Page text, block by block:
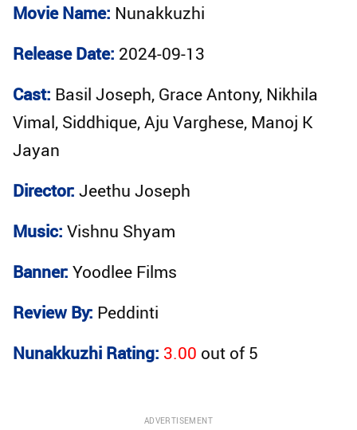
Movie Name: Nunakkuzhi
Release Date: 2024-09-13
Cast: Basil Joseph, Grace Antony, Nikhila
Vimal, Siddhique, Aju Varghese, Manoj K
Jayan
Director: Jeethu Joseph
Music: Vishnu Shyam
Banner: Yoodlee Films
Review By: Peddinti
Nunakkuzhi Rating: 3.00 out of5
ADVERTISEMENT